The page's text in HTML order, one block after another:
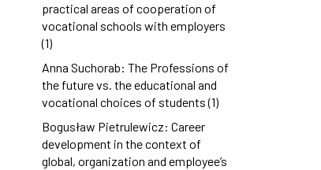
practical areas of cooperation of
vocational schools with employers
(1)
Anna Suchorab: The Professions of
the future vs. the educational and
vocational choices of students (1)
Bogusław Pietrulewicz: Career
development in the context of
global, organization and employee’s